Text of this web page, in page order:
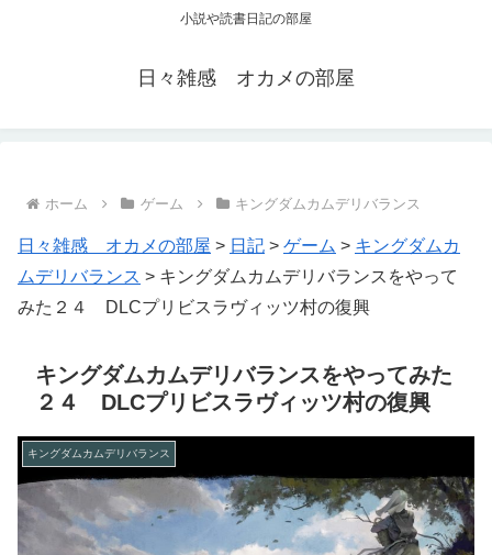
小説や読書日記の部屋
日々雑感 オカメの部屋
ホーム ゲーム キングダムカムデリバランス
日々雑感 オカメの部屋 > 日記 > ゲーム > キングダムカ
ムデリバランス > キングダムカムデリバランスをやって
みた２４ DLCプリビスラヴィッツ村の復興
キングダムカムデリバランスをやってみた
２４ DLCプリビスラヴィッツ村の復興
キングダムカムデリバランス